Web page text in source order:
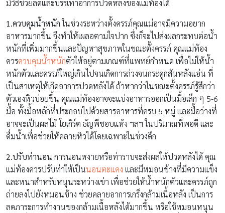
มีวิธีช่วยลดและบรรเทาอาการปวดหลังของแม่ท้องได้
1.ควบคุมน้ำหนักในช่วงระหว่างตั้งครรภ์คุณแม่อาจมีความอยาก
อาหารมากขึ้น จึงทำให้เผลอตามใจปาก ซึ่งก็จะไปส่งผลกระทบต่อน้ำ
หนักที่เพิ่มมากขึ้นและปัญหาสุขภาพในขณะตั้งครรภ์ คุณแม่ท้อง
ควรควบคุมน้ำหนักตัวให้อยู่ตามเกณฑ์ที่แพทย์กำหนด เพื่อไม่ให้น้ำ
หนักตัวและครรภ์ใหญ่เกินไปจนเกิดการถ่วงจนกระดูกสันหลังแอ่น ที่
เป็นสาเหตุให้เกิดอาการปวดหลังได้ ถ้าหากว่าในขณะตั้งครรภ์รู้สึกว่า
ตัวเองหิวบ่อยขึ้น คุณแม่ท้องอาจจะแบ่งอาหารออกเป็นมื้อเล็ก ๆ 5-6
มื้อ ทั้งมื้อหลักที่ประกอบไปด้วยสารอาหารที่ครบ 5 หมู่ และมื้อว่างที่
อาจจะเป็นผลไม้ โยเกิร์ต ธัญพืชอบแห้ง ฯลฯ ในปริมาณที่พอดี และ
ดื่มน้ำเพื่อช่วยให้คลายหิวได้โดยเฉพาะในช่วงดึก
2.ปรับท่านอน การนอนหงายหรือท่าราบจะส่งผลให้ปวดหลังได้ คุณ
แม่ท้องควรปรับท่าให้เป็นนอนตะแคง และมีหมอนข้างที่มีความแข็ง
และหนาสำหรับหนุนระหว่างเข่า เพื่อช่วยให้น้ำหนักตัวและครรภ์ถูก
ถ่ายลงไปยังหมอนข้าง ช่วยคลายอาการเกร็งกล้ามเนื้อหลัง เป็นการ
ลดภาระการทำงานของกล้ามเนื้อหลังได้มากขึ้น หรือใช้หมอนหนุน